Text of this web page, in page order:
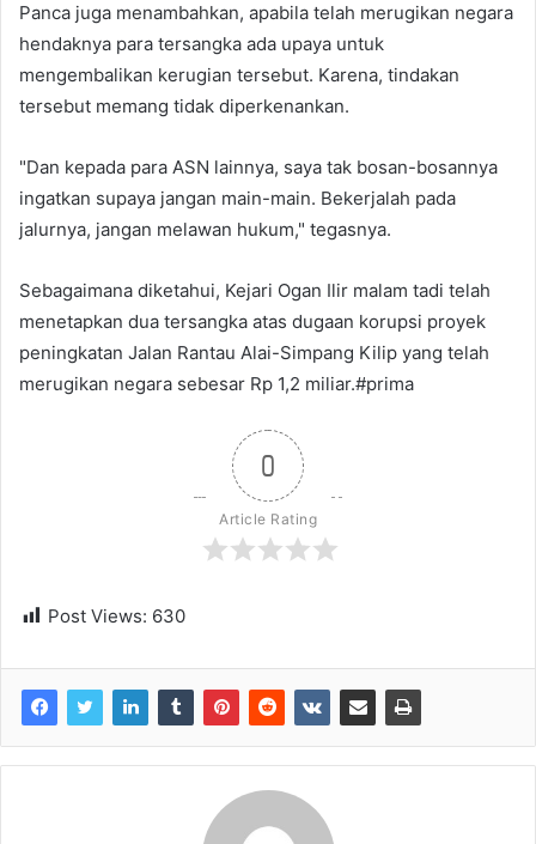
Panca juga menambahkan, apabila telah merugikan negara
hendaknya para tersangka ada upaya untuk
mengembalikan kerugian tersebut. Karena, tindakan
tersebut memang tidak diperkenankan.
"Dan kepada para ASN lainnya, saya tak bosan-bosannya
ingatkan supaya jangan main-main. Bekerjalah pada
jalurnya, jangan melawan hukum," tegasnya.
Sebagaimana diketahui, Kejari Ogan Ilir malam tadi telah
menetapkan dua tersangka atas dugaan korupsi proyek
peningkatan Jalan Rantau Alai-Simpang Kilip yang telah
merugikan negara sebesar Rp 1,2 miliar.#prima
0
Article Rating
Post Views: 630